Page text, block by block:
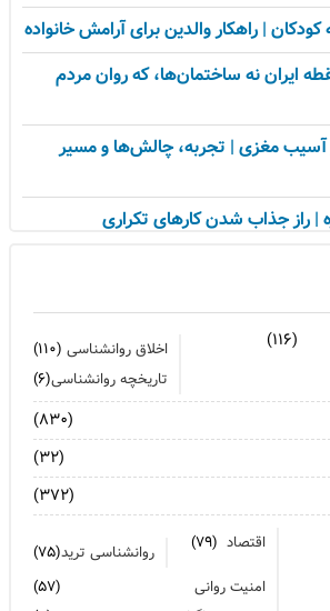
کودکان | راهکار والدین برای آرامش خانواده
ایران نه ساختمان‌ها، که روان مردم
آسیب مغزی | تجربه، چالش‌ها و مسیر
| راز جذاب شدن کارهای تکراری
وقتی خم کردن قوانین، قدرت می‌آورد
تجربه انسانی در روان‌شناسی
چالش‌ها و آسیب‌ها
زمان ترک شغل فرا رسیده است؟ ۷ نشانه که نباید نادیده
می‌خورد | درس‌های زندگی از قناری
(۱۱۶) اخلاق روانشناسی (۱۱۰)
تاریخچه روانشناسی(۶)
(۸۳۰)
(۳۲)
(۳۷۲)
اقتصاد (۷۹) روانشناسی ترید(۷۵)
امنیت روانی
(۵۷)